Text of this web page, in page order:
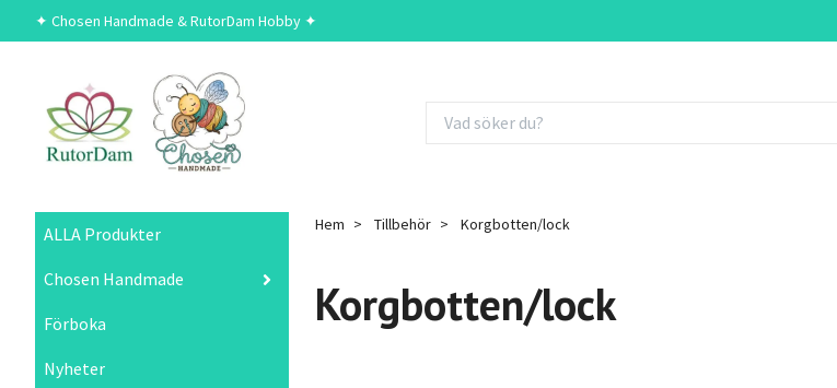
✦ Chosen Handmade & RutorDam Hobby ✦
ALLA Produkter
Chosen Handmade
Förboka
Nyheter
Hem Tillbehör Korgbotten/lock
Korgbotten/lock